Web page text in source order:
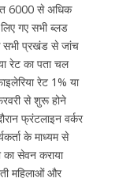
6000 से अधिक
गए सभी ब्लड
सभी प्रखंड से जांच
रेट का पता चल
रेट 1% या
से शुरू होने
फ्रंटलाइन वर्कर
के माध्यम से
सेवन कराया
महिलाओं और